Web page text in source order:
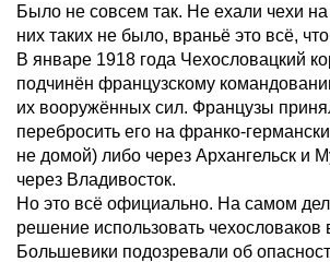
Было не совсем так. Не ехали чехи
них таких не было, враньё это всё,
В январе 1918 года Чехословацкий
подчинён французскому
их вооружённых сил. Французы
перебросить его на франко-
не домой) либо через Архангельск и
через Владивосток.
Но это всё официально. На самом
решение использовать чехословаков
Большевики подозревали об